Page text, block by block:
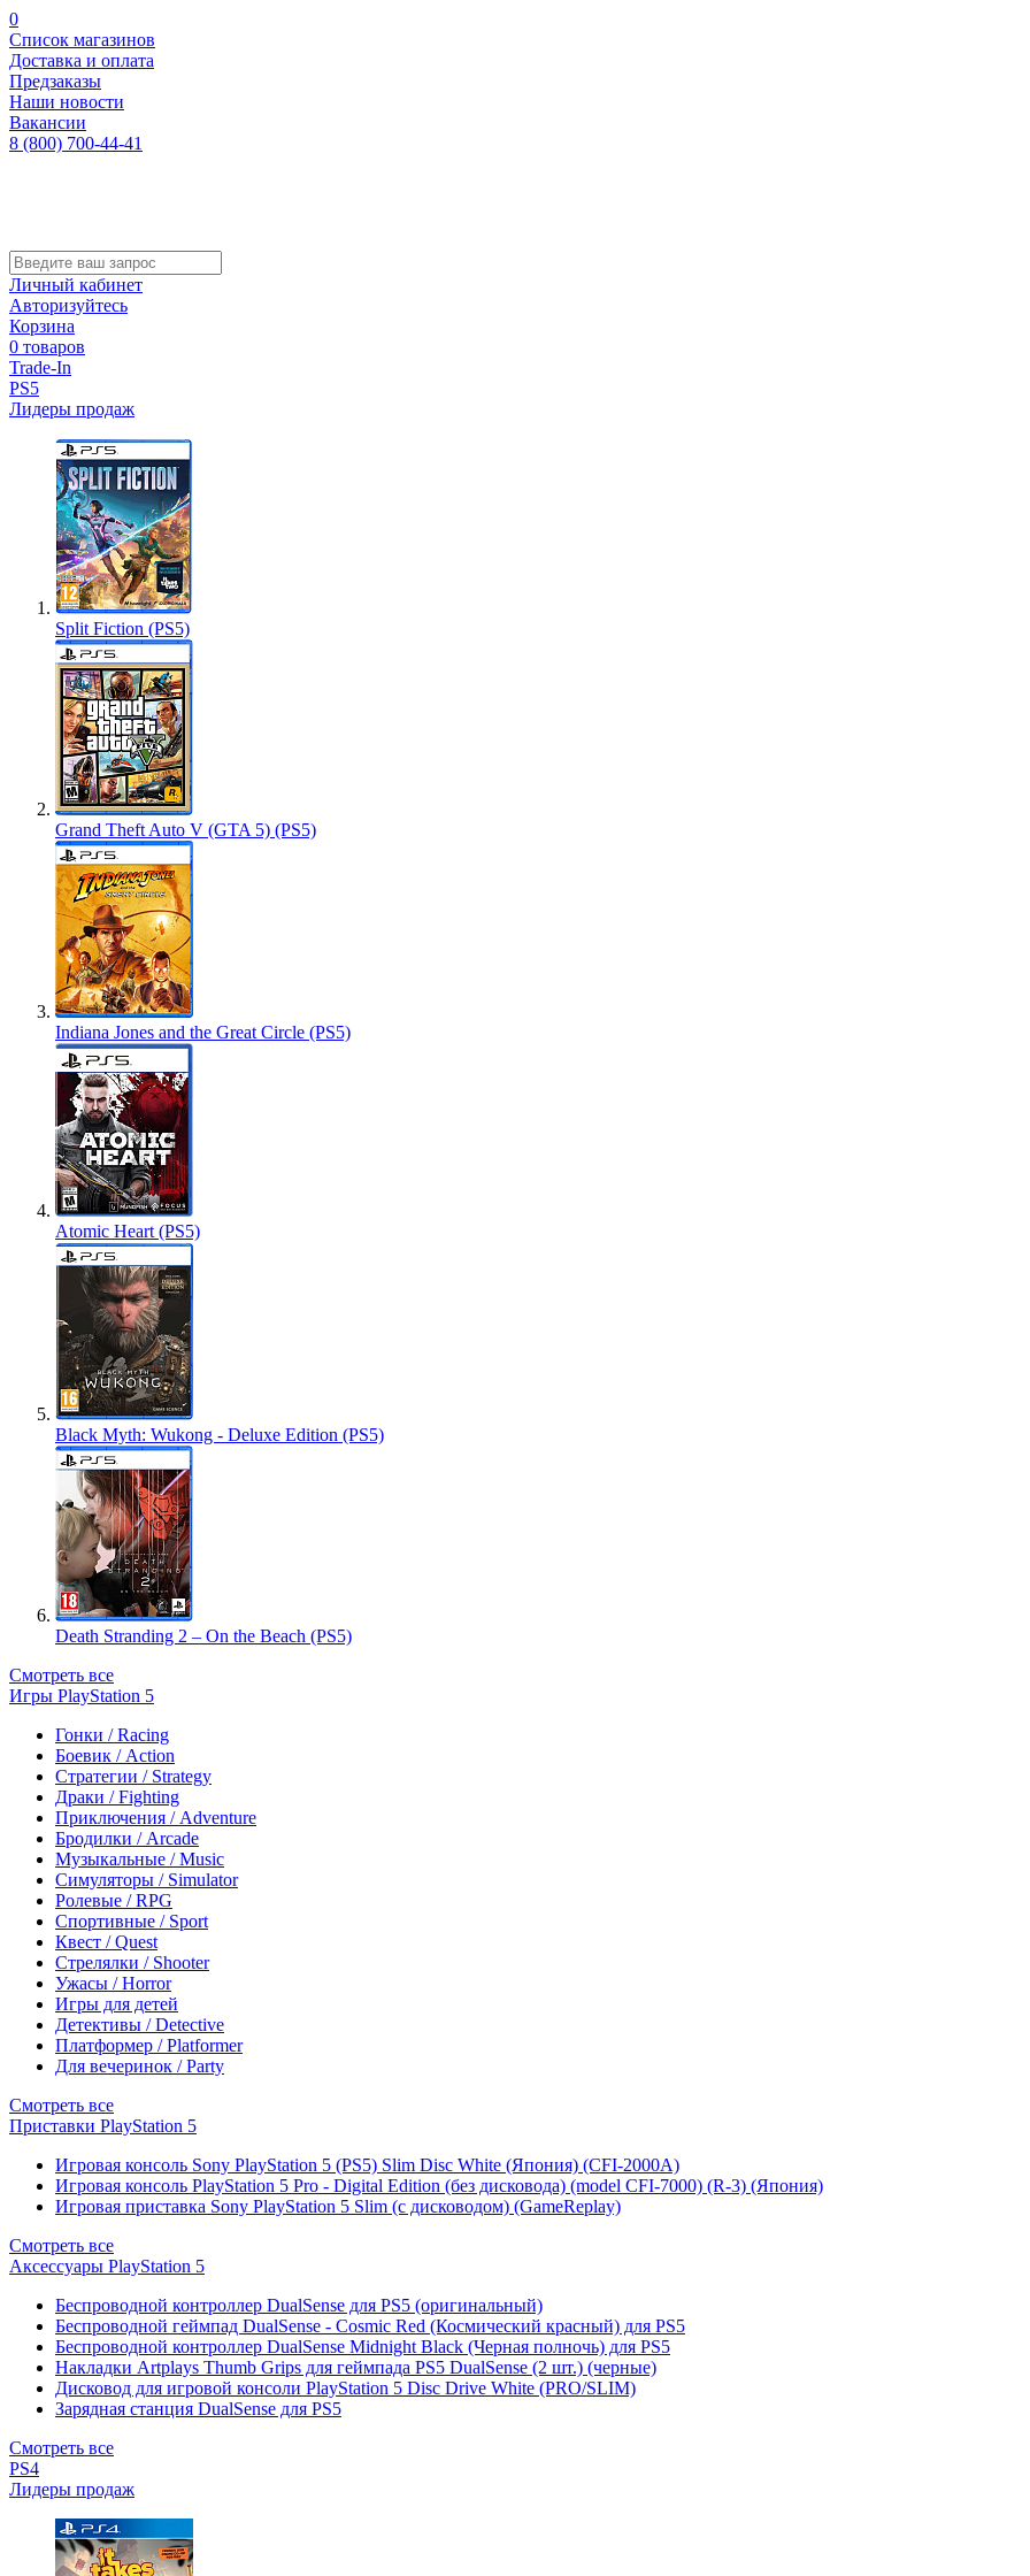
0
Список магазинов
Доставка и оплата
Предзаказы
Наши новости
Вакансии
8 (800) 700-44-41
Личный кабинет
Авторизуйтесь
Корзина
0 товаров
Trade-In
PS5
Лидеры продаж
Split Fiction (PS5)
Grand Theft Auto V (GTA 5) (PS5)
Indiana Jones and the Great Circle (PS5)
Atomic Heart (PS5)
Black Myth: Wukong - Deluxe Edition (PS5)
Death Stranding 2 – On the Beach (PS5)
Смотреть все
Игры PlayStation 5
Гонки / Racing
Боевик / Action
Стратегии / Strategy
Драки / Fighting
Приключения / Adventure
Бродилки / Arcade
Музыкальные / Music
Симуляторы / Simulator
Ролевые / RPG
Спортивные / Sport
Квест / Quest
Стрелялки / Shooter
Ужасы / Horror
Игры для детей
Детективы / Detective
Платформер / Platformer
Для вечеринок / Party
Смотреть все
Приставки PlayStation 5
Игровая консоль Sony PlayStation 5 (PS5) Slim Disc White (Япония) (CFI-2000A)
Игровая консоль PlayStation 5 Pro - Digital Edition (без дисковода) (model CFI-7000) (R-3) (Япония)
Игровая приставка Sony PlayStation 5 Slim (с дисководом) (GameReplay)
Смотреть все
Аксессуары PlayStation 5
Беспроводной контроллер DualSense для PS5 (оригинальный)
Беспроводной геймпад DualSense - Cosmic Red (Космический красный) для PS5
Беспроводной контроллер DualSense Midnight Black (Черная полночь) для PS5
Накладки Artplays Thumb Grips для геймпада PS5 DualSense (2 шт.) (черные)
Дисковод для игровой консоли PlayStation 5 Disc Drive White (PRO/SLIM)
Зарядная станция DualSense для PS5
Смотреть все
PS4
Лидеры продаж